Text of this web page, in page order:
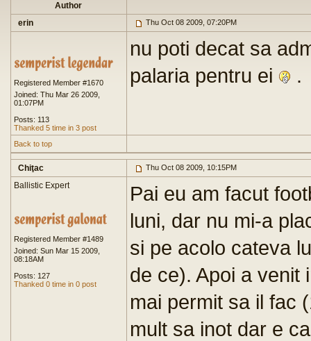
Author
erin
Thu Oct 08 2009, 07:20PM
Registered Member #1670
Joined: Thu Mar 26 2009,
01:07PM
Posts: 113
Thanked 5 time in 3 post
nu poti decat sa
palaria pentru ei
.
Back to top
Chiţac Thu Oct 08 2009, 10:15PM
Ballistic Expert
Registered Member #1489
Joined: Sun Mar 15 2009,
08:18AM
Posts: 127
Thanked 0 time in 0 post
Pai eu am facut
luni, dar nu mi-a
si pe acolo cateva
de ce). Apoi a venit
mai permit sa il fac
mult sa inot dar e